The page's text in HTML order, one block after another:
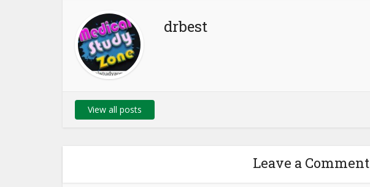
drbest
View all posts
Leave a Comment